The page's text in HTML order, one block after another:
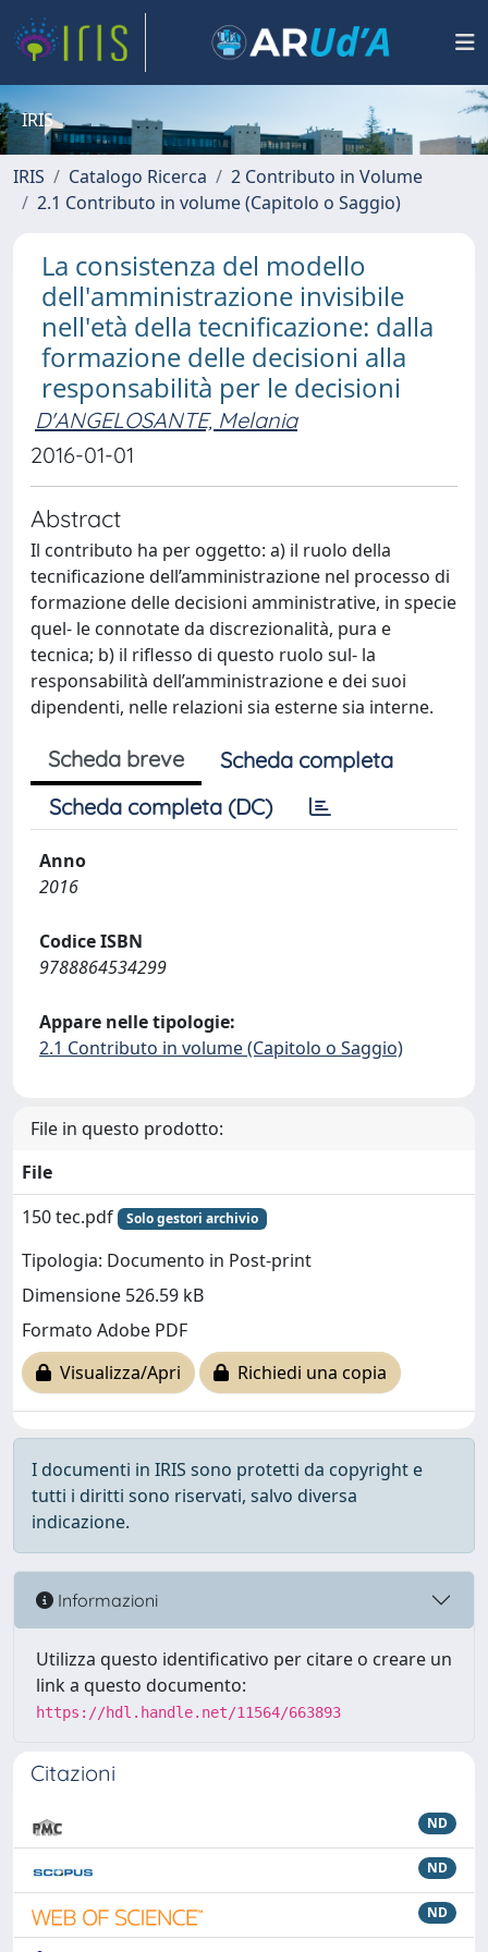
IRIS
IRIS Catalogo Ricerca
2 Contributo in Volume
2.1 Contributo in volume (Capitolo o Saggio)
La consistenza del modello
dell'amministrazione invisibile
nell'età della tecnificazione: dalla
formazione delle decisioni alla
responsabilità per le decisioni
D'ANGELOSANTE, Melania
2016-01-01
Abstract
Il contributo ha per oggetto: a) il ruolo della
tecnificazione dell’amministrazione nel processo di
formazione delle decisioni amministrative, in specie
quel- le connotate da discrezionalità, pura e
tecnica; b) il riflesso di questo ruolo sul- la
responsabilità dell’amministrazione e dei suoi
dipendenti, nelle relazioni sia esterne sia interne.
Scheda breve
Scheda completa
Scheda completa (DC)
Anno
2016
Codice ISBN
9788864534299
Appare nelle tipologie:
2.1 Contributo in volume (Capitolo o Saggio)
File in questo prodotto:
File
150 tec.pdf
Solo gestori archivio
Tipologia: Documento in Post-print
Dimensione 526.59 kB
Formato Adobe PDF
Visualizza/Apri
Richiedi una copia
I documenti in IRIS sono protetti da copyright e
tutti i diritti sono riservati, salvo diversa
indicazione.
Informazioni
Utilizza questo identificativo per citare o creare un
link a questo documento:
https://hdl.handle.net/11564/663893
Citazioni
ND
ND
ND